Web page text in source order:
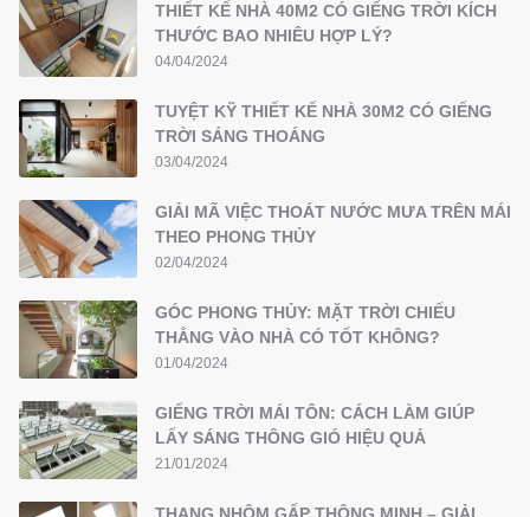
THIẾT KẾ NHÀ 40M2 CÓ GIẾNG TRỜI KÍCH
THƯỚC BAO NHIÊU HỢP LÝ?
04/04/2024
TUYỆT KỸ THIẾT KẾ NHÀ 30M2 CÓ GIẾNG
TRỜI SÁNG THOÁNG
03/04/2024
GIẢI MÃ VIỆC THOÁT NƯỚC MƯA TRÊN MÁI
THEO PHONG THỦY
02/04/2024
GÓC PHONG THỦY: MẶT TRỜI CHIẾU
THẲNG VÀO NHÀ CÓ TỐT KHÔNG?
01/04/2024
GIẾNG TRỜI MÁI TÔN: CÁCH LÀM GIÚP
LẤY SÁNG THÔNG GIÓ HIỆU QUẢ
21/01/2024
THANG NHÔM GẤP THÔNG MINH – GIẢI